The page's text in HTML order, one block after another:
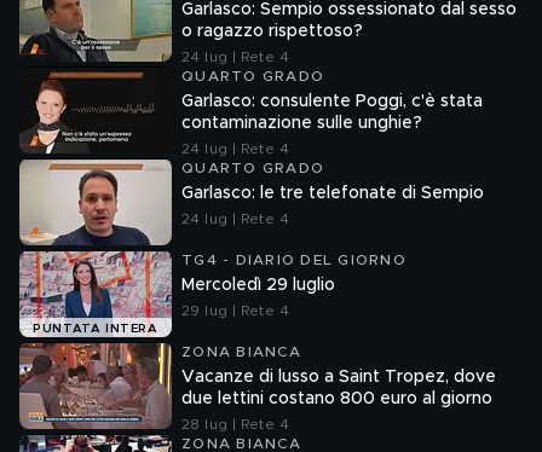
Garlasco: Sempio ossessionato dal sesso
o ragazzo rispettoso?
24 lug | Rete 4
QUARTO GRADO
Garlasco: consulente Poggi, c'è stata
contaminazione sulle unghie?
24 lug | Rete 4
QUARTO GRADO
Garlasco: le tre telefonate di Sempio
24 lug | Rete 4
PUNTATA INTERA
TG4 - DIARIO DEL GIORNO
Mercoledì 29 luglio
29 lug | Rete 4
ZONA BIANCA
Vacanze di lusso a Saint Tropez, dove
due lettini costano 800 euro al giorno
28 lug | Rete 4
ZONA BIANCA